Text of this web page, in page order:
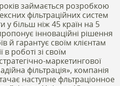
займається розробкою
фільтраційних систем
у більш ніж 45 країн на 5
інноваційні рішення
й гарантує своїм клієнтам
в роботі зі своїм
маркетингової
фільтрація», компанія
наступне фльтраціонное